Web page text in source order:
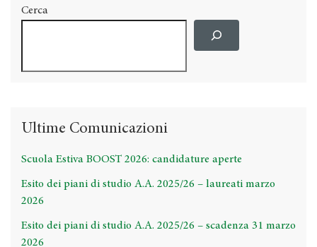
Cerca
Ultime Comunicazioni
Scuola Estiva BOOST 2026: candidature aperte
Esito dei piani di studio A.A. 2025/26 – laureati marzo
2026
Esito dei piani di studio A.A. 2025/26 – scadenza 31 marzo
2026